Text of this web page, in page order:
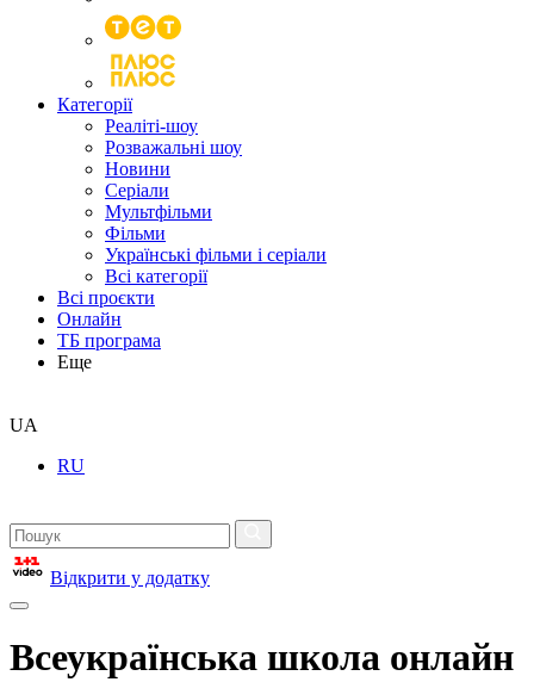
Категорії
Реаліті-шоу
Розважальні шоу
Новини
Серіали
Мультфільми
Фільми
Українські фільми і серіали
Всі категорії
Всі проєкти
Онлайн
ТБ програма
Еще
UA
RU
Відкрити у додатку
Всеукраїнська школа онлайн